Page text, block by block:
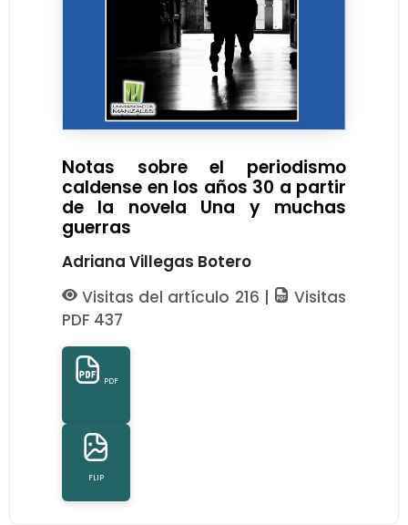
Notas sobre el periodismo
caldense en los años 30 a partir
de la novela Una y muchas
guerras
Adriana Villegas Botero
Visitas del artículo 216 |
Visitas
PDF 437
PDF
FLIP